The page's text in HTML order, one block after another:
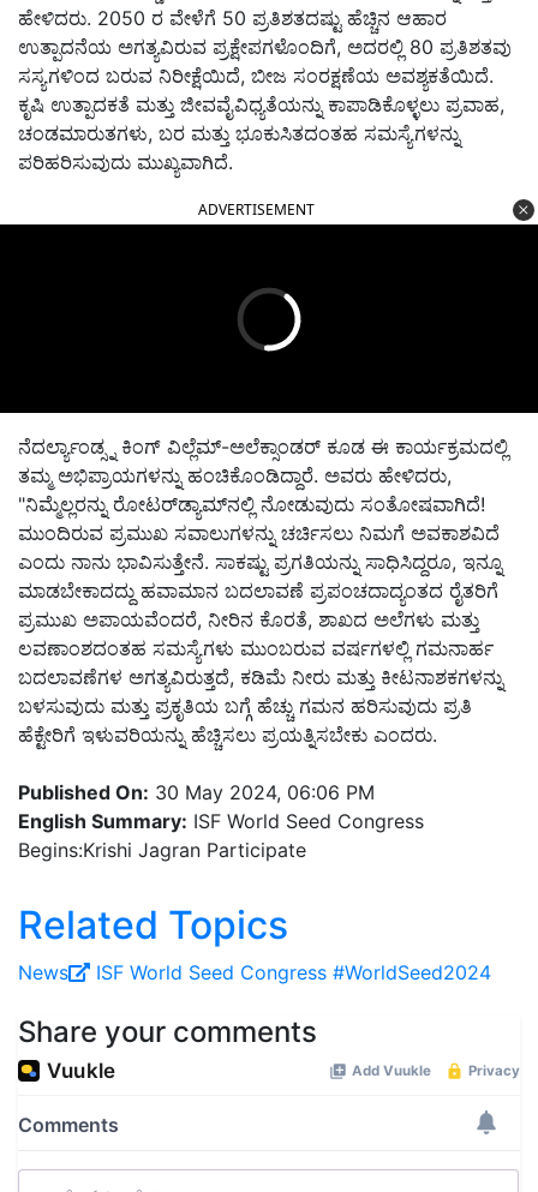
ಹೇಳಿದರು. 2050 ರ ವೇಳೆಗೆ 50 ಪ್ರತಿಶತದಷ್ಟು ಹೆಚ್ಚಿನ ಆಹಾರ
ಉತ್ಪಾದನೆಯ ಅಗತ್ಯವಿರುವ ಪ್ರಕ್ಷೇಪಗಳೊಂದಿಗೆ, ಅದರಲ್ಲಿ 80 ಪ್ರತಿಶತವು
ಸಸ್ಯಗಳಿಂದ ಬರುವ ನಿರೀಕ್ಷೆಯಿದೆ, ಬೀಜ ಸಂರಕ್ಷಣೆಯ ಅವಶ್ಯಕತೆಯಿದೆ.
ಕೃಷಿ ಉತ್ಪಾದಕತೆ ಮತ್ತು ಜೀವವೈವಿಧ್ಯತೆಯನ್ನು ಕಾಪಾಡಿಕೊಳ್ಳಲು ಪ್ರವಾಹ,
ಚಂಡಮಾರುತಗಳು, ಬರ ಮತ್ತು ಭೂಕುಸಿತದಂತಹ ಸಮಸ್ಯೆಗಳನ್ನು
ಪರಿಹರಿಸುವುದು ಮುಖ್ಯವಾಗಿದೆ.
ADVERTISEMENT
ನೆದರ್ಲ್ಯಾಂಡ್ಸ್ನ ಕಿಂಗ್ ವಿಲ್ಲೆಮ್-ಅಲೆಕ್ಸಾಂಡರ್ ಕೂಡ ಈ ಕಾರ್ಯಕ್ರಮದಲ್ಲಿ
ತಮ್ಮ ಅಭಿಪ್ರಾಯಗಳನ್ನು ಹಂಚಿಕೊಂಡಿದ್ದಾರೆ. ಅವರು ಹೇಳಿದರು,
"ನಿಮ್ಮೆಲ್ಲರನ್ನು ರೋಟರ್ಡ್ಯಾಮ್ನಲ್ಲಿ ನೋಡುವುದು ಸಂತೋಷವಾಗಿದೆ!
ಮುಂದಿರುವ ಪ್ರಮುಖ ಸವಾಲುಗಳನ್ನು ಚರ್ಚಿಸಲು ನಿಮಗೆ ಅವಕಾಶವಿದೆ
ಎಂದು ನಾನು ಭಾವಿಸುತ್ತೇನೆ. ಸಾಕಷ್ಟು ಪ್ರಗತಿಯನ್ನು ಸಾಧಿಸಿದ್ದರೂ, ಇನ್ನೂ
ಮಾಡಬೇಕಾದದ್ದು ಹವಾಮಾನ ಬದಲಾವಣೆ ಪ್ರಪಂಚದಾದ್ಯಂತದ ರೈತರಿಗೆ
ಪ್ರಮುಖ ಅಪಾಯವೆಂದರೆ, ನೀರಿನ ಕೊರತೆ, ಶಾಖದ ಅಲೆಗಳು ಮತ್ತು
ಲವಣಾಂಶದಂತಹ ಸಮಸ್ಯೆಗಳು ಮುಂಬರುವ ವರ್ಷಗಳಲ್ಲಿ ಗಮನಾರ್ಹ
ಬದಲಾವಣೆಗಳ ಅಗತ್ಯವಿರುತ್ತದೆ, ಕಡಿಮೆ ನೀರು ಮತ್ತು ಕೀಟನಾಶಕಗಳನ್ನು
ಬಳಸುವುದು ಮತ್ತು ಪ್ರಕೃತಿಯ ಬಗ್ಗೆ ಹೆಚ್ಚು ಗಮನ ಹರಿಸುವುದು ಪ್ರತಿ
ಹೆಕ್ಟೇರಿಗೆ ಇಳುವರಿಯನ್ನು ಹೆಚ್ಚಿಸಲು ಪ್ರಯತ್ನಿಸಬೇಕು ಎಂದರು.
Published On: 30 May 2024, 06:06 PM
English Summary: ISF World Seed Congress
Begins:Krishi Jagran Participate
Related Topics
News ISF World Seed Congress #WorldSeed2024​
Share your comments